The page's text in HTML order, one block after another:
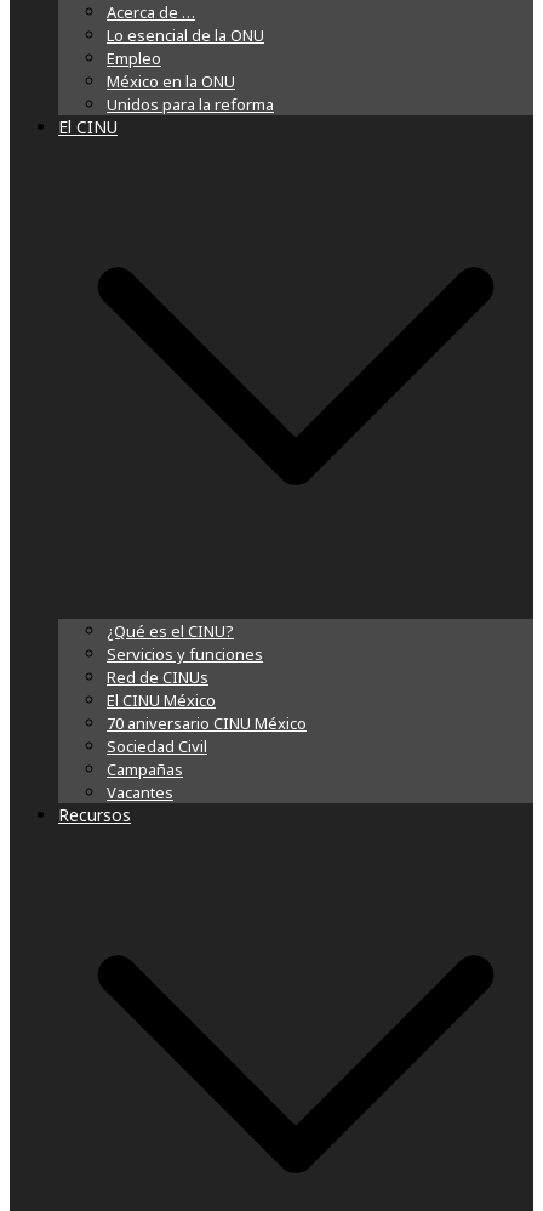
Acerca de …
Lo esencial de la ONU
Empleo
México en la ONU
Unidos para la reforma
El CINU
¿Qué es el CINU?
Servicios y funciones
Red de CINUs
El CINU México
70 aniversario CINU México
Sociedad Civil
Campañas
Vacantes
Recursos